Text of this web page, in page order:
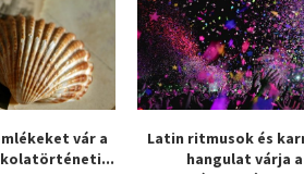
vár a
Latin ritmusok és
hangulat várja a